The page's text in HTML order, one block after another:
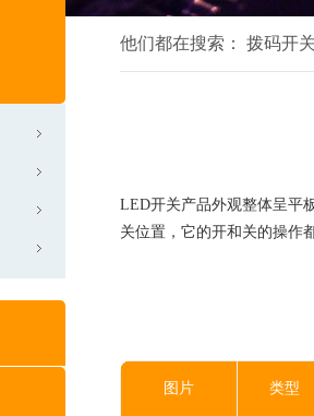
他们都在搜索： 拨码开
LED开关产品外观整体呈平
关位置，它的开和关的操作
图片 类型